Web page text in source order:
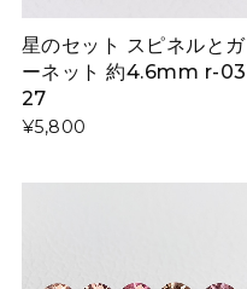
星のセット スピネルとガ
ーネット 約4.6mm r-03
27
¥5,800